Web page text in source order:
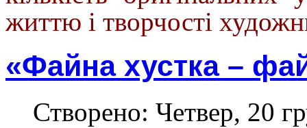
життю і творчості
«Файна хустка –
Створено: Четвер, 20